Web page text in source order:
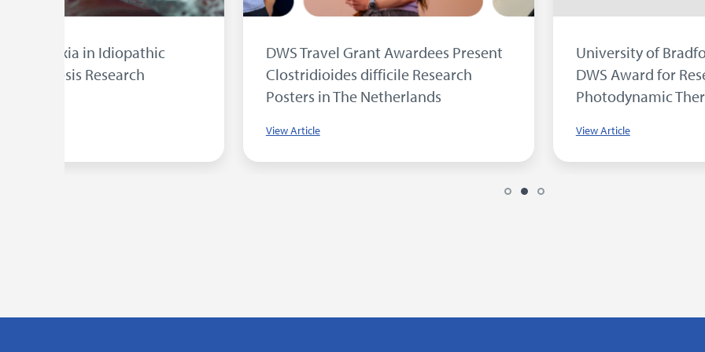
University of Bradford Student Wins
DWS Award for Research into MRSA
Inside our Microbiology Laboratory...